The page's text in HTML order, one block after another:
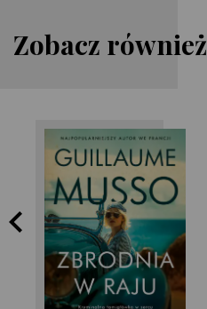
Zobacz również
Guillaume Musso